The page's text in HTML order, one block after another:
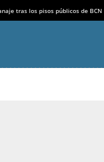
tras los pisos públicos de BCN